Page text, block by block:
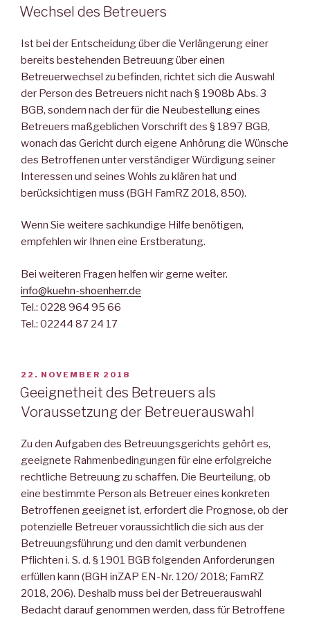
AM
Wechsel des Betreuers
Ist bei der Entscheidung über die Verlängerung einer
bereits bestehenden Betreuung über einen
Betreuerwechsel zu befinden, richtet sich die Auswahl
der Person des Betreuers nicht nach § 1908b Abs. 3
BGB, sondern nach der für die Neubestellung eines
Betreuers maßgeblichen Vorschrift des § 1897 BGB,
wonach das Gericht durch eigene Anhörung die Wünsche
des Betroffenen unter verständiger Würdigung seiner
Interessen und seines Wohls zu klären hat und
berücksichtigen muss (BGH FamRZ 2018, 850).
Wenn Sie weitere sachkundige Hilfe benötigen,
empfehlen wir Ihnen eine Erstberatung.
Bei weiteren Fragen helfen wir gerne weiter.
info@kuehn-shoenherr.de
Tel.: 0228 964 95 66
Tel.: 02244 87 24 17
VERÖFFENTLICHT
AM
22. NOVEMBER 2018
Geeignetheit des Betreuers als
Voraussetzung der Betreuerauswahl
Zu den Aufgaben des Betreuungsgerichts gehört es,
geeignete Rahmenbedingungen für eine erfolgreiche
rechtliche Betreuung zu schaffen. Die Beurteilung, ob
eine bestimmte Person als Betreuer eines konkreten
Betroffenen geeignet ist, erfordert die Prognose, ob der
potenzielle Betreuer voraussichtlich die sich aus der
Betreuungsführung und den damit verbundenen
Pflichten i. S. d. § 1901 BGB folgenden Anforderungen
erfüllen kann (BGH inZAP EN-Nr. 120/ 2018; FamRZ
2018, 206). Deshalb muss bei der Betreuerauswahl
Bedacht darauf genommen werden, dass für Betroffene